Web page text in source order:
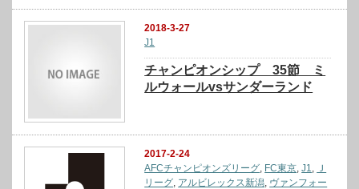
2018-3-27
J1
チャンピオンシップ 35節 ミ
ルウォールvsサンダーランド
2017-2-24
AFCチャンピオンズリーグ FC東京 ,J1
Ｊ
リーグ アルビレックス新潟 ヴァンフォー